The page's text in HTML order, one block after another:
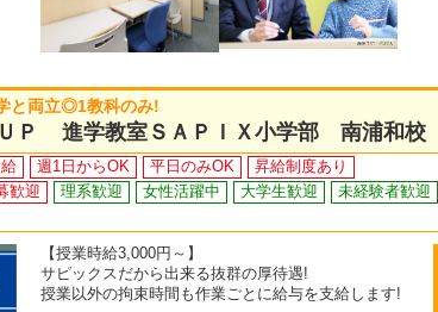
と両立◎1教科のみ!
Ｐ 進学教室ＳＡＰＩＸ小学部 南浦和校
週1日からOK 平日のみOK
昇給制度あり
歓迎 理系歓迎 女性活躍中 大学生歓迎
未経験者歓迎
【授業時給3,000円～】
サピックスだから出来る抜群の厚待遇!
授業以外の拘束時間も作業ごとに給与を支給します!